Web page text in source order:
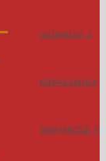
олімпіад з
навчальних
предметів у